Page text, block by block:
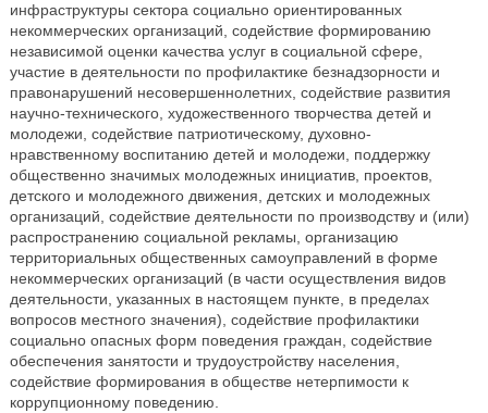
инфраструктуры сектора социально ориентированных
некоммерческих организаций, содействие формированию
независимой оценки качества услуг в социальной сфере,
участие в деятельности по профилактике безнадзорности и
правонарушений несовершеннолетних, содействие развития
научно-технического, художественного творчества детей и
молодежи, содействие патриотическому, духовно-
нравственному воспитанию детей и молодежи, поддержку
общественно значимых молодежных инициатив, проектов,
детского и молодежного движения, детских и молодежных
организаций, содействие деятельности по производству и (или)
распространению социальной рекламы, организацию
территориальных общественных самоуправлений в форме
некоммерческих организаций (в части осуществления видов
деятельности, указанных в настоящем пункте, в пределах
вопросов местного значения), содействие профилактики
социально опасных форм поведения граждан, содействие
обеспечения занятости и трудоустройству населения,
содействие формирования в обществе нетерпимости к
коррупционному поведению.